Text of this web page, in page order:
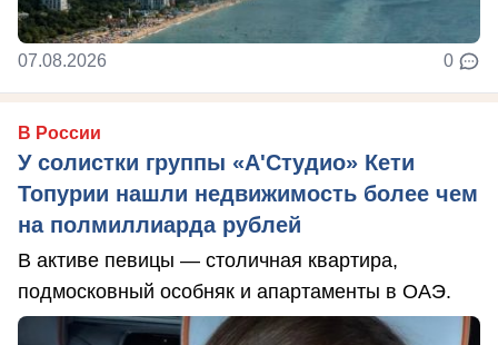
07.08.2026 0
В России
У солистки группы «А'Студио» Кети
Топурии нашли недвижимость более чем
на полмиллиарда рублей
В активе певицы — столичная квартира,
подмосковный особняк и апартаменты в ОАЭ.